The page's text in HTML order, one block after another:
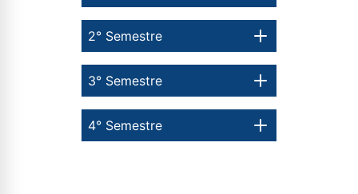
4° Semestre
3° Semestre
2° Semestre